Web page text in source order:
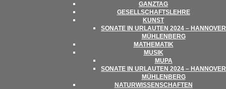
GANZ­TAG
GESELL­SCHAFTS­LEHRE
KUNST
SONATE IN URLAU­TEN 2024 – HAN­NO­VER
MÜHLENBERG
MATHE­MA­TIK
MUSIK
MUPA
SONATE IN URLAU­TEN 2024 – HAN­NO­VER
MÜHLENBERG
NATUR­WIS­SEN­SCHAF­TEN